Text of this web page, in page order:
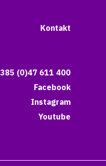
Kontakt
(0)47 611 400
Facebook
Instagram
Youtube